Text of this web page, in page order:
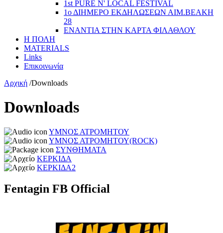
1st PURE N' LOCAL FESTIVAL
1ο ΔΙΗΜΕΡΟ ΕΚΔΗΛΩΣΕΩΝ ΑΙΜ.ΒΕΑΚΗ
28
ΕΝΑΝΤΙΑ ΣΤΗΝ ΚΑΡΤΑ ΦΙΛΑΘΛΟΥ
Η ΠΟΛΗ
MATERIALS
Links
Επικοινωνία
Αρχική /Downloads
Downloads
ΥΜΝΟΣ ΑΤΡΟΜΗΤΟΥ
ΥΜΝΟΣ ΑΤΡΟΜΗΤΟΥ(ROCK)
ΣΥΝΘΗΜΑΤΑ
ΚΕΡΚΙΔΑ
ΚΕΡΚΙΔΑ2
Fentagin FB Official